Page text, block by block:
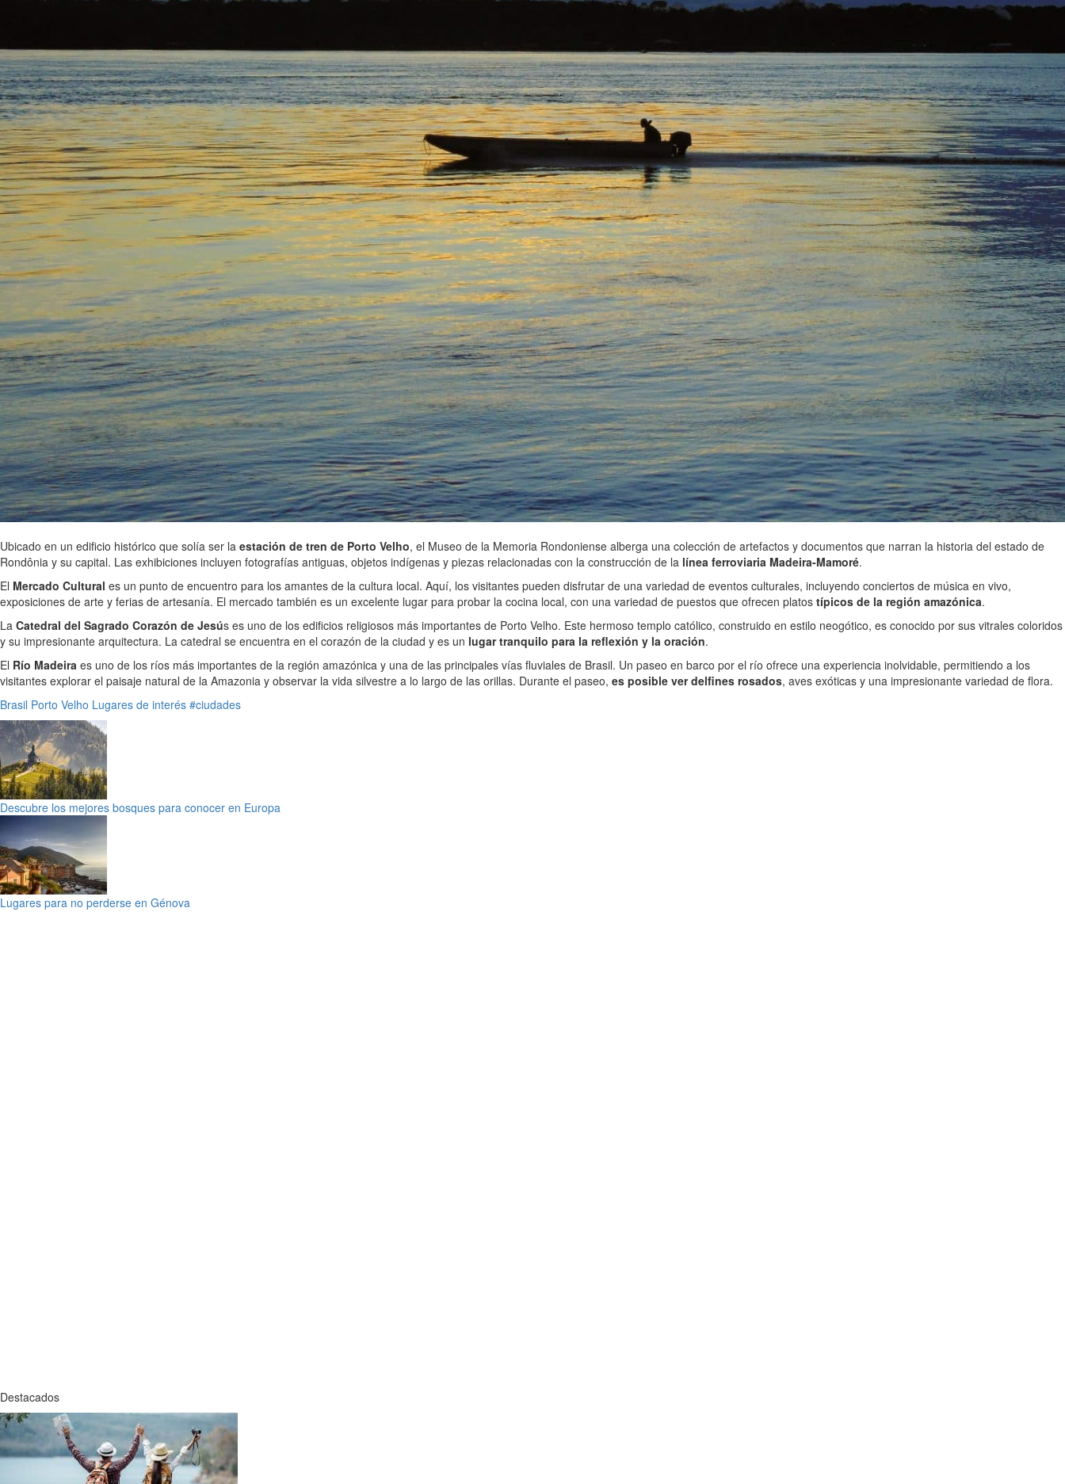
Ubicado en un edificio histórico que solía ser la estación de tren de Porto Velho, el Museo de la Memoria Rondoniense alberga una colección de artefactos y documentos que narran la historia del estado de
Rondônia y su capital. Las exhibiciones incluyen fotografías antiguas, objetos indígenas y piezas relacionadas con la construcción de la línea ferroviaria Madeira-Mamoré.
El Mercado Cultural es un punto de encuentro para los amantes de la cultura local. Aquí, los visitantes pueden disfrutar de una variedad de eventos culturales, incluyendo conciertos de música en vivo,
exposiciones de arte y ferias de artesanía. El mercado también es un excelente lugar para probar la cocina local, con una variedad de puestos que ofrecen platos típicos de la región amazónica.
La Catedral del Sagrado Corazón de Jesús es uno de los edificios religiosos más importantes de Porto Velho. Este hermoso templo católico, construido en estilo neogótico, es conocido por sus vitrales coloridos
y su impresionante arquitectura. La catedral se encuentra en el corazón de la ciudad y es un lugar tranquilo para la reflexión y la oración.
El Río Madeira es uno de los ríos más importantes de la región amazónica y una de las principales vías fluviales de Brasil. Un paseo en barco por el río ofrece una experiencia inolvidable, permitiendo a los
visitantes explorar el paisaje natural de la Amazonia y observar la vida silvestre a lo largo de las orillas. Durante el paseo, es posible ver delfines rosados, aves exóticas y una impresionante variedad de flora.
Brasil Porto Velho Lugares de interés #ciudades
Descubre los mejores bosques para conocer en Europa
Lugares para no perderse en Génova
Destacados